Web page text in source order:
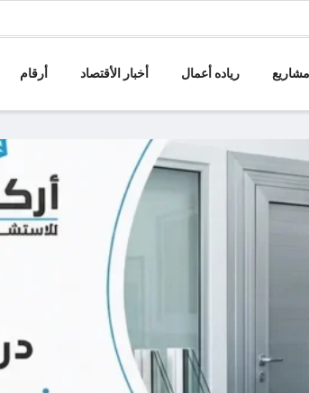
رياده أعمال أخبار الأقتصاد أرقام